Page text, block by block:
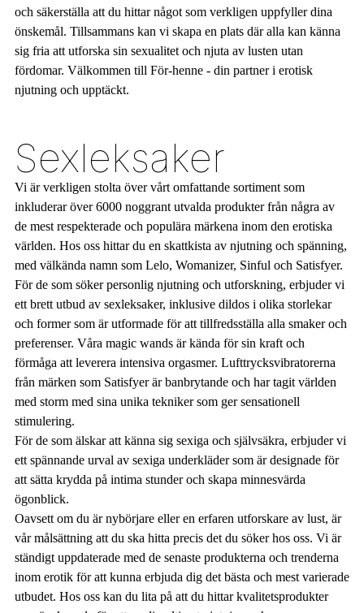
och säkerställa att du hittar något som verkligen uppfyller dina
önskemål. Tillsammans kan vi skapa en plats där alla kan känna
sig fria att utforska sin sexualitet och njuta av lusten utan
fördomar. Välkommen till För-henne - din partner i erotisk
njutning och upptäckt.
Sexleksaker
Vi är verkligen stolta över vårt omfattande sortiment som
inkluderar över 6000 noggrant utvalda produkter från några av
de mest respekterade och populära märkena inom den erotiska
världen. Hos oss hittar du en skattkista av njutning och spänning,
med välkända namn som Lelo, Womanizer, Sinful och Satisfyer.
För de som söker personlig njutning och utforskning, erbjuder vi
ett brett utbud av sexleksaker, inklusive dildos i olika storlekar
och former som är utformade för att tillfredsställa alla smaker och
preferenser. Våra magic wands är kända för sin kraft och
förmåga att leverera intensiva orgasmer. Lufttrycksvibratorerna
från märken som Satisfyer är banbrytande och har tagit världen
med storm med sina unika tekniker som ger sensationell
stimulering.
För de som älskar att känna sig sexiga och självsäkra, erbjuder vi
ett spännande urval av sexiga underkläder som är designade för
att sätta krydda på intima stunder och skapa minnesvärda
ögonblick.
Oavsett om du är nybörjare eller en erfaren utforskare av lust, är
vår målsättning att du ska hitta precis det du söker hos oss. Vi är
ständigt uppdaterade med de senaste produkterna och trenderna
inom erotik för att kunna erbjuda dig det bästa och mest varierade
utbudet. Hos oss kan du lita på att du hittar kvalitetsprodukter